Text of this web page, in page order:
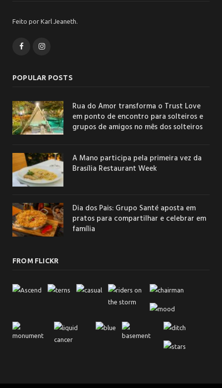
Feito por Karl Jeaneth.
FacebookInstagram
POPULAR POSTS
Rua do Amor transforma o Trust Love
em ponto de encontro para solteiros e
grupos de amigos no mês dos solteiros
A Mano participa pela primeira vez da
Brasília Restaurant Week
Dia dos Pais: Grupo Santé aposta em
pratos para compartilhar e celebrar em
família
FROM FLICKR